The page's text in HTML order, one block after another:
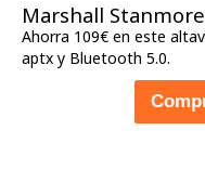
Marshall
Ahorra 109€ en este
aptx y Bluetooth 5.0.